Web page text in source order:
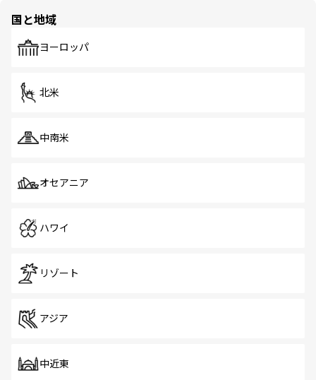
で、ホーカーズは地元の風情を楽しめる外せないスポット
国と地域
ヨーロッパ
北米
中南米
オセアニア
ハワイ
リゾート
アジア
中近東